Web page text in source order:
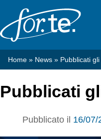
contenuto
Home » News » Pubblicati
Pubblicati
Pubblicato il 16/07/